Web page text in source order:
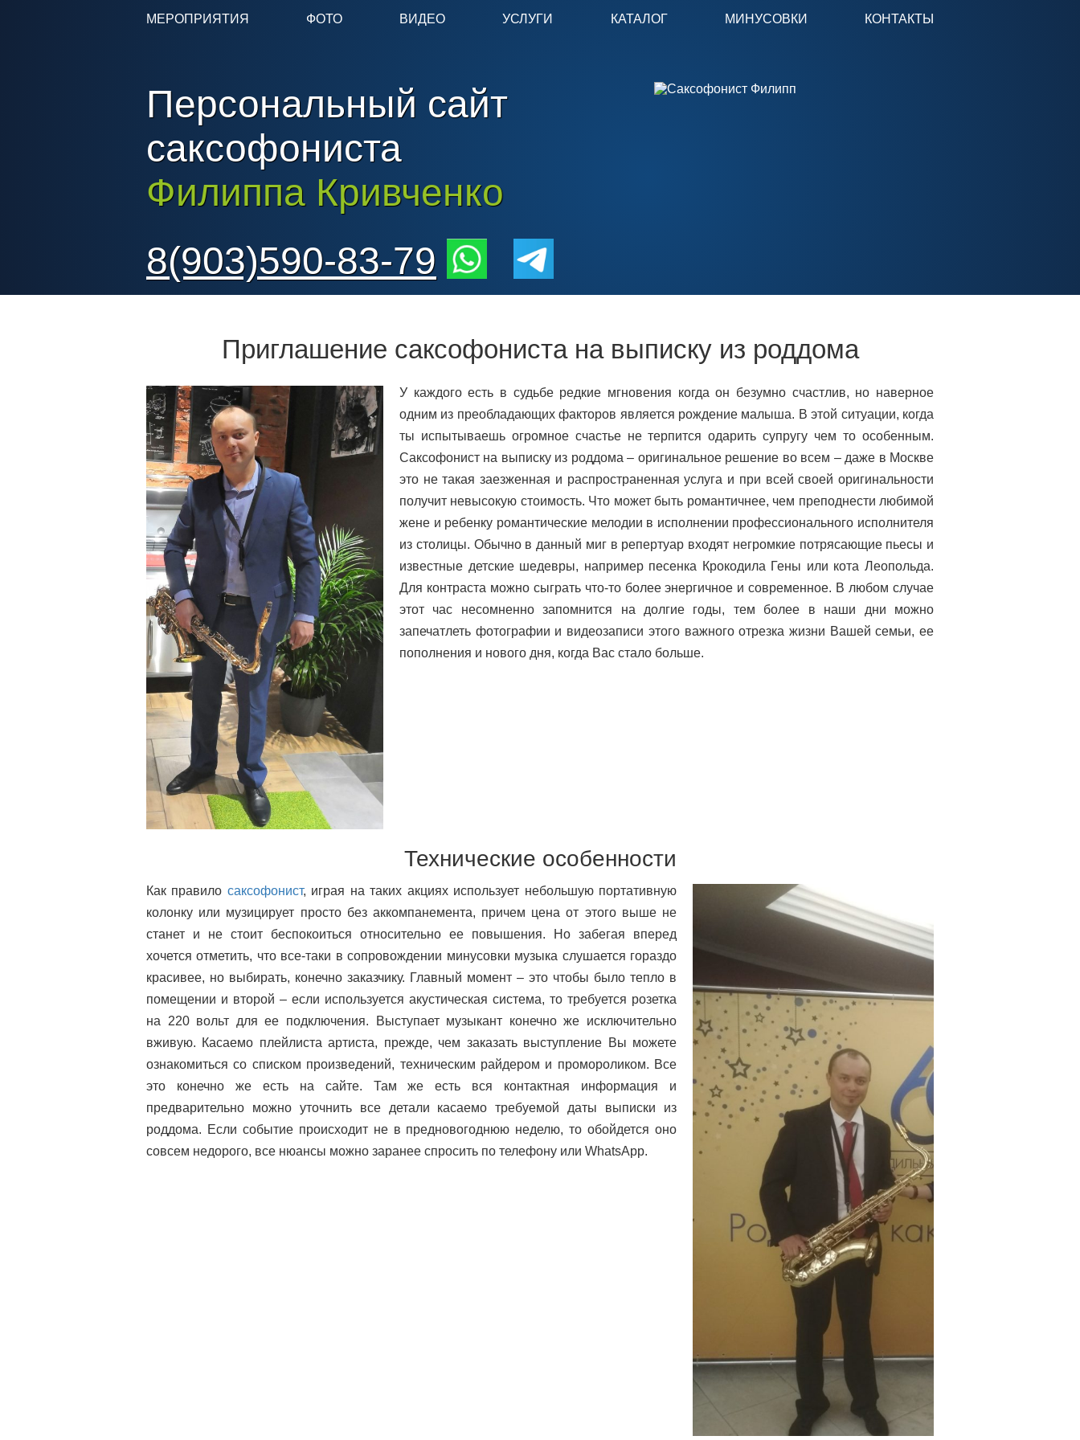
МЕРОПРИЯТИЯ ФОТО ВИДЕО УСЛУГИ КАТАЛОГ МИНУСОВКИ КОНТАКТЫ
Персональный сайт
саксофониста
Филиппа Кривченко
8(903)590-83-79
Приглашение саксофониста на выписку из роддома
У каждого есть в судьбе редкие мгновения когда он безумно счастлив, но наверное
одним из преобладающих факторов является рождение малыша. В этой ситуации, когда
ты испытываешь огромное счастье не терпится одарить супругу чем то особенным.
Саксофонист на выписку из роддома – оригинальное решение во всем – даже в Москве
это не такая заезженная и распространенная услуга и при всей своей оригинальности
получит невысокую стоимость. Что может быть романтичнее, чем преподнести любимой
жене и ребенку романтические мелодии в исполнении профессионального исполнителя
из столицы. Обычно в данный миг в репертуар входят негромкие потрясающие пьесы и
известные детские шедевры, например песенка Крокодила Гены или кота Леопольда.
Для контраста можно сыграть что-то более энергичное и современное. В любом случае
этот час несомненно запомнится на долгие годы, тем более в наши дни можно
запечатлеть фотографии и видеозаписи этого важного отрезка жизни Вашей семьи, ее
пополнения и нового дня, когда Вас стало больше.
Технические особенности
Как правило саксофонист, играя на таких акциях использует небольшую портативную
колонку или музицирует просто без аккомпанемента, причем цена от этого выше не
станет и не стоит беспокоиться относительно ее повышения. Но забегая вперед
хочется отметить, что все-таки в сопровождении минусовки музыка слушается гораздо
красивее, но выбирать, конечно заказчику. Главный момент – это чтобы было тепло в
помещении и второй – если используется акустическая система, то требуется розетка
на 220 вольт для ее подключения. Выступает музыкант конечно же исключительно
вживую. Касаемо плейлиста артиста, прежде, чем заказать выступление Вы можете
ознакомиться со списком произведений, техническим райдером и промороликом. Все
это конечно же есть на сайте. Там же есть вся контактная информация и
предварительно можно уточнить все детали касаемо требуемой даты выписки из
роддома. Если событие происходит не в предновогоднюю неделю, то обойдется оно
совсем недорого, все нюансы можно заранее спросить по телефону или WhatsApp.